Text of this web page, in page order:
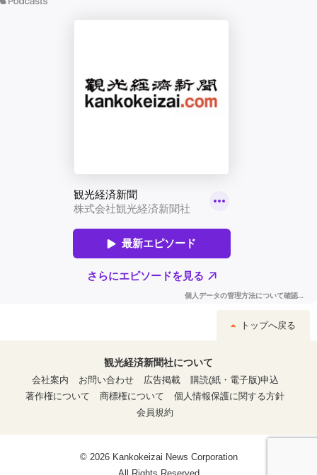
トップへ戻る
観光経済新聞社について
会社案内
お問い合わせ 広告掲載
購読(紙・電子版)申込
著作権について
商標権について
個人情報保護に関する方針
会員規約
© 2026 Kankokeizai News Corporation